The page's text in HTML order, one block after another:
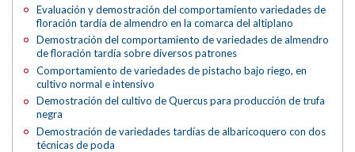
Evaluación y demostración del comportamiento variedades de
floración tardía de almendro en la comarca del altiplano
Demostración del comportamiento de variedades de almendro
de floración tardía sobre diversos patrones
Comportamiento de variedades de pistacho bajo riego, en
cultivo normal e intensivo
Demostración del cultivo de Quercus para producción de trufa
negra
Demostración de variedades tardías de albaricoquero con dos
técnicas de poda